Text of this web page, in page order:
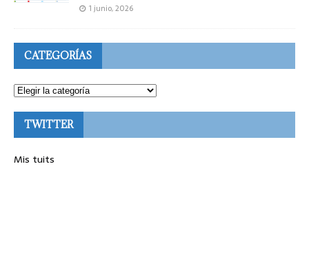
1 junio, 2026
CATEGORÍAS
TWITTER
Mis tuits